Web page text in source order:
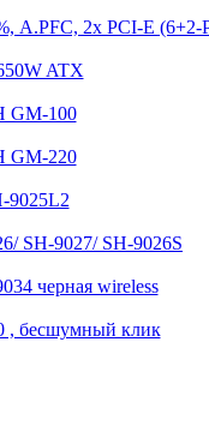
2x PCI-E (6+2-
ATX
100
220
9025L2
SH-9027/ SH-9026S
черная wireless
, бесшумный клик